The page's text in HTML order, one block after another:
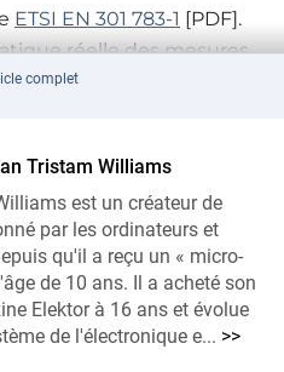
ETSI EN 301 783-1 [PDF].
réelle des mesures
générale.
importantes pour
des mesures
correctes
à l'examen. Les sujets
de bande de résolution,
les facteurs de correction,
charges de test, ainsi
complet
Tristam Williams
est un créateur de
par les ordinateurs et
qu'il a reçu un « micro-
de 10 ans. Il a acheté son
Elektor à 16 ans et évolue
de l'électronique e... >>